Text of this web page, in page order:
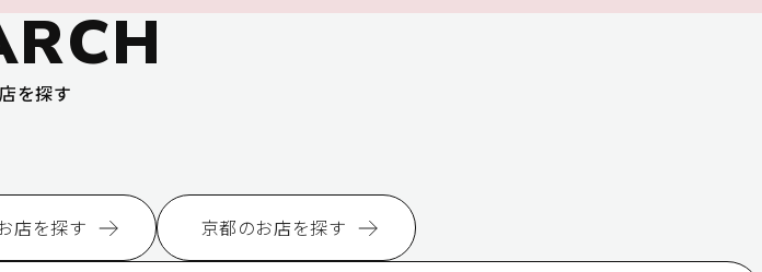
を探す
店を探す 京都のお店を探す